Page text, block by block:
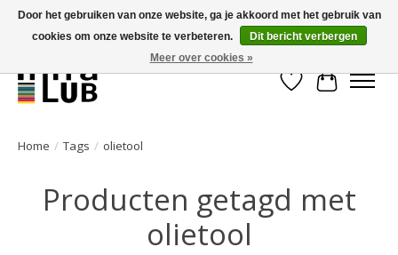
Minder stilstand, meer rendement!
Verlanglijst
Home / Tags / olietool
Producten getagd met
olietool
Door het gebruiken van onze website, ga je akkoord met het gebruik van
cookies om onze website te verbeteren.
Dit bericht verbergen
Meer over cookies »